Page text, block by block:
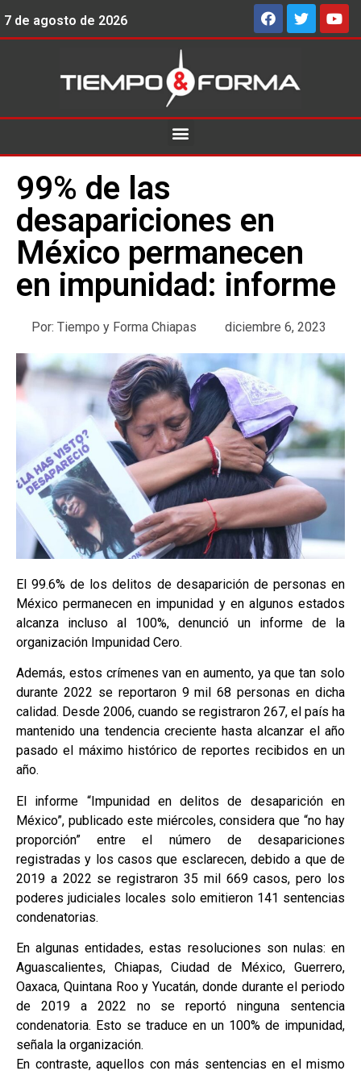
7 de agosto de 2026
99% de las
desapariciones en
México permanecen
en impunidad: informe
Por: Tiempo y Forma Chiapas diciembre 6, 2023
El 99.6% de los delitos de desaparición de personas en
México permanecen en impunidad y en algunos estados
alcanza incluso al 100%, denunció un informe de la
organización Impunidad Cero.
Además, estos crímenes van en aumento, ya que tan solo
durante 2022 se reportaron 9 mil 68 personas en dicha
calidad. Desde 2006, cuando se registraron 267, el país ha
mantenido una tendencia creciente hasta alcanzar el año
pasado el máximo histórico de reportes recibidos en un
año.
El informe “Impunidad en delitos de desaparición en
México”, publicado este miércoles, considera que “no hay
proporción” entre el número de desapariciones
registradas y los casos que esclarecen, debido a que de
2019 a 2022 se registraron 35 mil 669 casos, pero los
poderes judiciales locales solo emitieron 141 sentencias
condenatorias.
En algunas entidades, estas resoluciones son nulas: en
Aguascalientes, Chiapas, Ciudad de México, Guerrero,
Oaxaca, Quintana Roo y Yucatán, donde durante el periodo
de 2019 a 2022 no se reportó ninguna sentencia
condenatoria. Esto se traduce en un 100% de impunidad,
señala la organización.
En contraste, aquellos con más sentencias en el mismo